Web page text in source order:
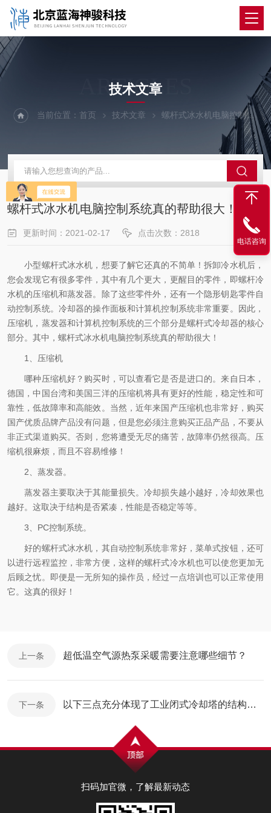
ARTICLES
技术文章
当前位置：首页 技术文章 螺杆式冰水机电脑控制系统真的帮助很大！
螺杆式冰水机电脑控制系统真的帮助很大！
更新时间：2021-02-17 点击次数：2818
小型螺杆式冰水机，想要了解它还真的不简单！拆卸冷水机后，
您会发现它有很多零件，其中有几个更大，更醒目的零件，即螺杆冷
水机的压缩机和蒸发器。除了这些零件外，还有一个隐形钥匙零件自
动控制系统。冷却器的操作面板和计算机控制系统非常重要。因此，
压缩机，蒸发器和计算机控制系统的三个部分是螺杆式冷却器的核心
部分。其中，螺杆式冰水机电脑控制系统真的帮助很大！
1、压缩机
哪种压缩机好？购买时，可以查看它是否是进口的。来自日本，
德国，中国台湾和美国三洋的压缩机将具有更好的性能，稳定性和可
靠性，低故障率和高能效。当然，近年来国产压缩机也非常好，购买
国产优质品牌产品没有问题，但是您必须注意购买正品产品，不要从
非正式渠道购买。否则，您将遭受无尽的痛苦，故障率仍然很高。压
缩机很麻烦，而且不容易维修！
2、蒸发器。
蒸发器主要取决于其能量损失。冷却损失越小越好，冷却效果也
越好。这取决于结构是否紧凑，性能是否稳定等等。
3、PC控制系统。
好的螺杆式冰水机，其自动控制系统非常好，菜单式按钮，还可
以进行远程监控，非常方便，这样的螺杆式冷水机也可以使您更加无
后顾之忧。即便是一无所知的操作员，经过一点培训也可以正常使用
它。这真的很好！
上一条 超低温空气源热泵采暖需要注意哪些细节？
下一条 以下三点充分体现了工业闭式冷却塔的结构优势
扫码加官微，了解最新动态
电话咨询